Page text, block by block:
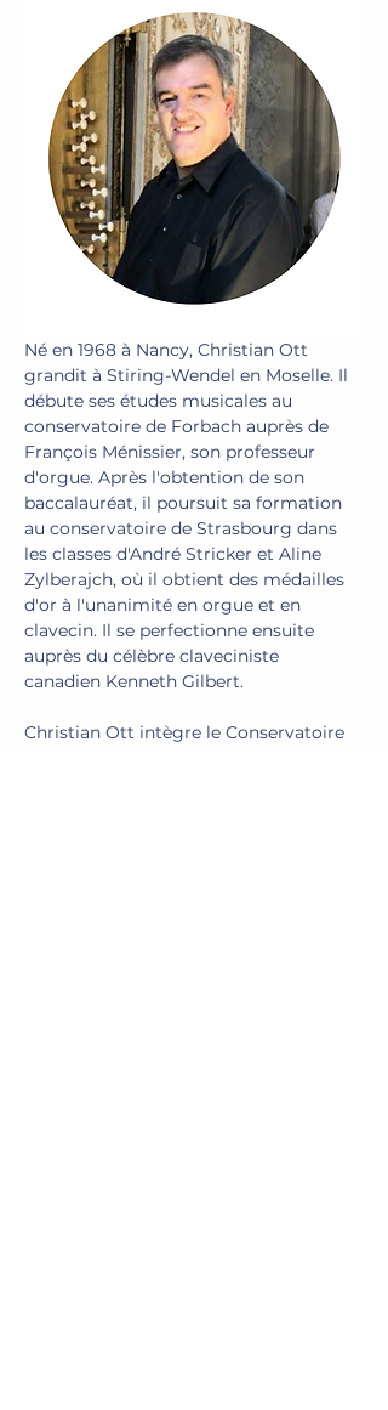
Né en 1968 à Nancy, Christian Ott
grandit à Stiring-Wendel en Moselle. Il
débute ses études musicales au
conservatoire de Forbach auprès de
François Ménissier, son professeur
d'orgue. Après l'obtention de son
baccalauréat, il poursuit sa formation
au conservatoire de Strasbourg dans
les classes d'André Stricker et Aline
Zylberajch, où il obtient des médailles
d'or à l'unanimité en orgue et en
clavecin. Il se perfectionne ensuite
auprès du célèbre claveciniste
canadien Kenneth Gilbert.
Christian Ott intègre le Conservatoire